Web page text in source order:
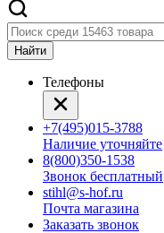
Найти
Телефоны
+7(495)015-3788
Наличие уточняйте
8(800)350-1538
Звонок бесплатный
stihl@s-hof.ru
Почта магазина
Заказать звонок